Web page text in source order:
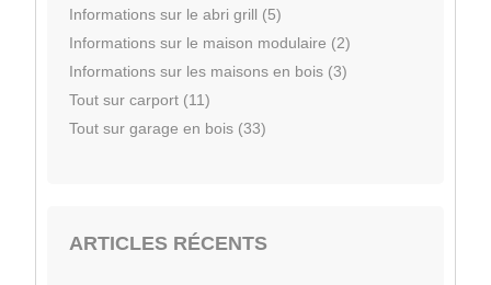
Informations sur le abri grill (5)
Informations sur le maison modulaire (2)
Informations sur les maisons en bois (3)
Tout sur carport (11)
Tout sur garage en bois (33)
ARTICLES RÉCENTS